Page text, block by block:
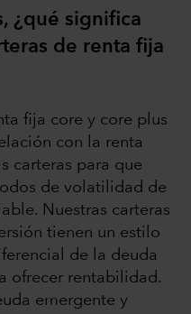
¿qué significa
de renta fija
fija core y core plus
con la renta
carteras para que
de volatilidad de
Nuestras carteras
tienen un estilo
de la deuda
ofrecer rentabilidad.
emergente y